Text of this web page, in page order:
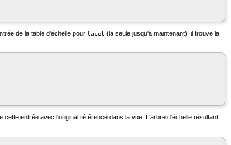
de la table d'échelle pour lacet (la seule jusqu'à maintenant), il trouve la
entrée avec l'original référencé dans la vue. L'arbre d'échelle résultant